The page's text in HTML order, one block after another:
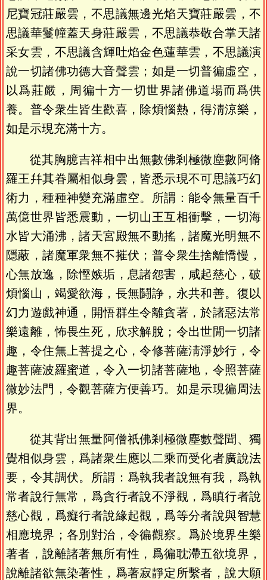
尼寶冠莊嚴雲，不思議無邊光焰天寶莊嚴雲，不
思議華鬘幢蓋天身莊嚴雲，不思議恭敬合掌天諸
采女雲，不思議含輝吐焰金色蓮華雲，不思議演
說一切諸佛功德大音聲雲；如是一切普徧虛空，
以爲莊嚴，周徧十方一切世界諸佛道場而爲供
養。普令衆生皆生歡喜，除煩惱熱，得淸涼樂，
如是示現充滿十方。
從其胸臆吉祥相中出無數佛剎極微塵數阿脩
羅王幷其眷屬相似身雲，皆悉示現不可思議巧幻
術力，種種神變充滿虛空。所謂：能令無量百千
萬億世界皆悉震動，一切山王互相衝擊，一切海
水皆大涌沸，諸天宮殿無不動搖，諸魔光明無不
隱蔽，諸魔軍衆無不摧伏；普令衆生捨離憍慢，
心無放逸，除慳嫉垢，息諸怨害，咸起慈心，破
煩惱山，竭愛欲海，長無鬪諍，永共和善。復以
幻力遊戲神通，開悟群生令離貪著，於諸惡法常
樂遠離，怖畏生死，欣求解脫；令出世閒一切諸
趣，令住無上菩提之心，令修菩薩淸淨妙行，令
趣菩薩波羅蜜道，令入一切諸菩薩地，令照菩薩
微妙法門，令觀菩薩方便善巧。如是示現徧周法
界。
從其背出無量阿僧祇佛剎極微塵數聲聞、獨
覺相似身雲，爲諸衆生應以二乘而受化者廣說法
要，令其調伏。所謂：爲執我者說無有我，爲執
常者說行無常，爲貪行者說不淨觀，爲瞋行者說
慈心觀，爲癡行者說緣起觀，爲等分者說與智慧
相應境界；各別對治，令徧觀察。爲於境界生樂
著者，說離諸著無所有性，爲徧耽滯五欲境界，
說離諸欲無染著性，爲著寂靜定所繫者，說大願